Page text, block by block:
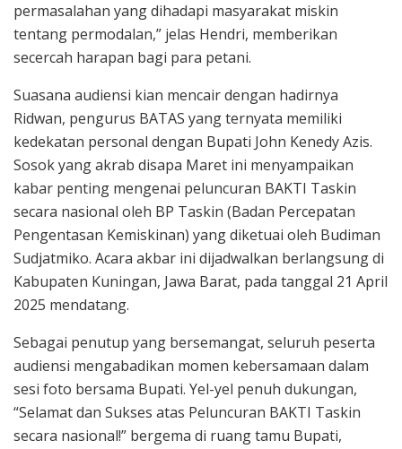
permasalahan yang dihadapi masyarakat miskin
tentang permodalan,” jelas Hendri, memberikan
secercah harapan bagi para petani.
Suasana audiensi kian mencair dengan hadirnya
Ridwan, pengurus BATAS yang ternyata memiliki
kedekatan personal dengan Bupati John Kenedy Azis.
Sosok yang akrab disapa Maret ini menyampaikan
kabar penting mengenai peluncuran BAKTI Taskin
secara nasional oleh BP Taskin (Badan Percepatan
Pengentasan Kemiskinan) yang diketuai oleh Budiman
Sudjatmiko. Acara akbar ini dijadwalkan berlangsung di
Kabupaten Kuningan, Jawa Barat, pada tanggal 21 April
2025 mendatang.
Sebagai penutup yang bersemangat, seluruh peserta
audiensi mengabadikan momen kebersamaan dalam
sesi foto bersama Bupati. Yel-yel penuh dukungan,
“Selamat dan Sukses atas Peluncuran BAKTI Taskin
secara nasional!” bergema di ruang tamu Bupati,